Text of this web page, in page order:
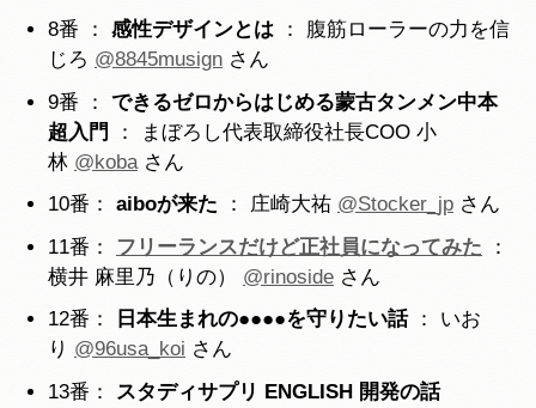
8番 ： 感性デザインとは ： 腹筋ローラーの力を信
じろ @8845musign さん
9番 ： できるゼロからはじめる蒙古タンメン中本
超入門
： まぼろし代表取締役社長COO 小
林 @koba さん
10番： aiboが来た ： 庄崎大祐 @Stocker_jp さん
11番： フリーランスだけど正社員になってみた ：
横井 麻里乃（りの） @rinoside さん
12番：
日本生まれの●●●●を守りたい話： いお
り @96usa_koi さん
13番：
スタディサプリ ENGLISH 開発の話